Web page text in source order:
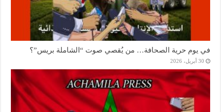
في يوم حرية الصحافة… من يُقصي صوت “الشاملة بريس”؟
30 أبريل، 2026